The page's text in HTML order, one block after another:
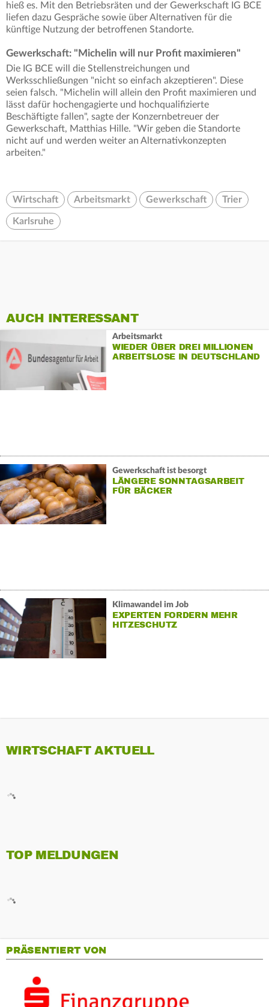
hieß es. Mit den Betriebsräten und der Gewerkschaft IG BCE
liefen dazu Gespräche sowie über Alternativen für die
künftige Nutzung der betroffenen Standorte.
Gewerkschaft: "Michelin will nur Profit maximieren"
Die IG BCE will die Stellenstreichungen und
Werksschließungen "nicht so einfach akzeptieren". Diese
seien falsch. "Michelin will allein den Profit maximieren und
lässt dafür hochengagierte und hochqualifizierte
Beschäftigte fallen", sagte der Konzernbetreuer der
Gewerkschaft, Matthias Hille. "Wir geben die Standorte
nicht auf und werden weiter an Alternativkonzepten
arbeiten."
Wirtschaft Arbeitsmarkt Gewerkschaft Trier
Karlsruhe
AUCH INTERESSANT
Arbeitsmarkt
WIEDER ÜBER DREI MILLIONEN
ARBEITSLOSE IN DEUTSCHLAND
Gewerkschaft ist besorgt
LÄNGERE SONNTAGSARBEIT
FÜR BÄCKER
Klimawandel im Job
EXPERTEN FORDERN MEHR
HITZESCHUTZ
WIRTSCHAFT AKTUELL
TOP MELDUNGEN
PRÄSENTIERT VON